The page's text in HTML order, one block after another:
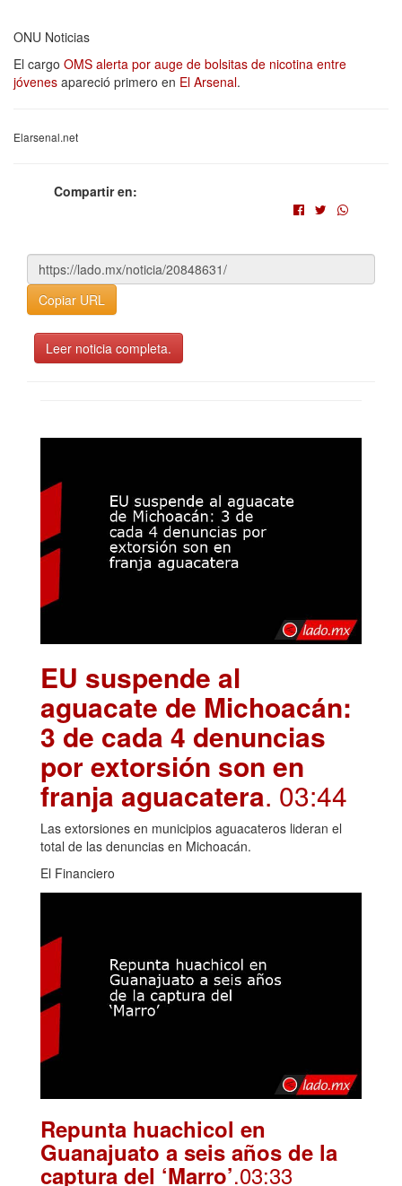
ONU Noticias
El cargo OMS alerta por auge de bolsitas de nicotina entre
jóvenes apareció primero en El Arsenal.
Elarsenal.net
Compartir en:
Copiar URL
Leer noticia completa.
EU suspende al
aguacate de Michoacán:
3 de cada 4 denuncias
por extorsión son en
franja aguacatera. 03:44
Las extorsiones en municipios aguacateros lideran el
total de las denuncias en Michoacán.
El Financiero
Repunta huachicol en
Guanajuato a seis años de la
captura del ‘Marro’.03:33